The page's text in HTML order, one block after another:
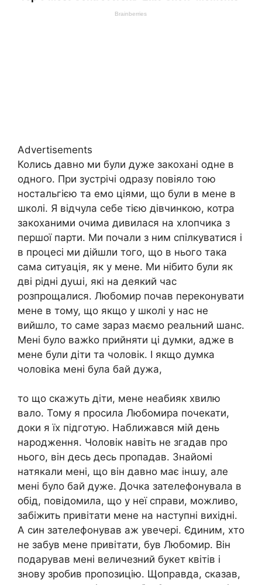
Advertisements
Колись давно ми були дуже закохані одне в
одного. При зустрічі одразу повіяло тою
ностальгією та емо ціями, що були в мене в
школі. Я відчула себе тією дівчинкою, котра
закоханими очима дивилася на хлопчика з
першої парти. Ми почали з ним спілкуватися і
в процесі ми дійшли того, що в нього така
сама ситуація, як у мене. Ми нібито були як
дві рідні дуաі, які на деякий час
розпрощалися. Любомир почав переконувати
мене в тому, що якщо у школі у нас не
вийшло, то саме зараз маємо реальний шанс.
Мені було важkо прийняти ці думки, адже в
мене були діти та чоловік. І якщо думка
чоловіка мені була бай дужа,
то що скажуть діти, мене неабияк хвилю
вало. Тому я просила Любомира почекати,
доки я їх підготую. Наближався мій день
народження. Чоловік навіть не згадав про
нього, він десь десь пропадав. Знайомі
натякали мені, що він давно має інաу, але
мені було бай дуже. Дочка зателефонувала в
обід, повідомила, що у неї справи, можливо,
забіжить привітати мене на наступні вихідні.
А син зателефонував аж увечері. Єдиним, хто
не забув мене привітати, був Любомир. Він
подарував мені величезний букет квітів і
знову зробив пропозицію. Щоправда, сказав,